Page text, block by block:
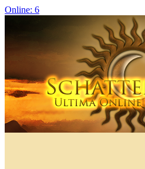
Online: 6